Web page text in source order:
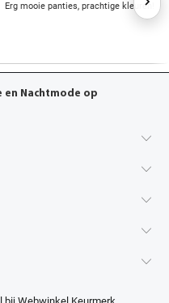
Erg mooie panties, prachtige kleuren!
en Nachtmode op